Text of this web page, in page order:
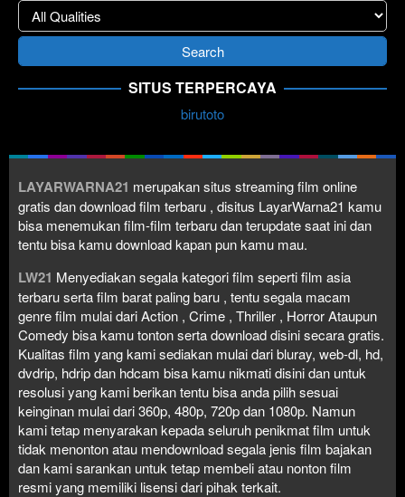
SITUS TERPERCAYA
birutoto
LAYARWARNA21 merupakan situs streaming film online
gratis dan download film terbaru , disitus LayarWarna21 kamu
bisa menemukan film-film terbaru dan terupdate saat ini dan
tentu bisa kamu download kapan pun kamu mau.
LW21 Menyediakan segala kategori film seperti film asia
terbaru serta film barat paling baru , tentu segala macam
genre film mulai dari Action , Crime , Thriller , Horror Ataupun
Comedy bisa kamu tonton serta download disini secara gratis.
Kualitas film yang kami sediakan mulai dari bluray, web-dl, hd,
dvdrip, hdrip dan hdcam bisa kamu nikmati disini dan untuk
resolusi yang kami berikan tentu bisa anda pilih sesuai
keinginan mulai dari 360p, 480p, 720p dan 1080p. Namun
kami tetap menyarakan kepada seluruh penikmat film untuk
tidak menonton atau mendownload segala jenis film bajakan
dan kami sarankan untuk tetap membeli atau nonton film
resmi yang memiliki lisensi dari pihak terkait.